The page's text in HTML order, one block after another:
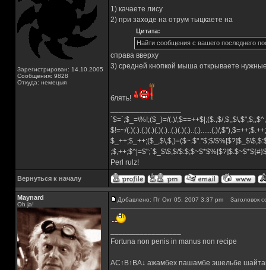
Зарегистрирован: 14.10.2005
Сообщения: 9828
Откуда: немецыя
1) качаете лису
2) при заходе на отрум тыцкаете на
Цитата:
Найти сообщения с вашего последнего
справа вверху
3) средней кнопкой мыша открываете
блять!
`$=`;$_=\%!;($_)=/(.)/;$==++$|;($.,$/
$!=~/(.)(.).(.)(.)(.)(.)..(.)(.)(.)..(.)......(.)/
$_++;$_++;($_,$\,$,)=($~.$"."$;$/
;$,++;$^|=$";`$_$\$,$/
Perl rulz!
Вернуться к началу
Maynard
Oh ja!
Добавлено: Пт Окт 05, 2007 3:37 pm Заголовок
Fortuna non penis in manus non recipe
AC↑B↑BA↓ ажамбех пашамбе эшельбе